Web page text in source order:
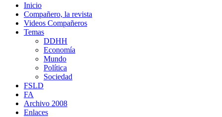
Inicio
Compañero, la revista
Videos Compañeros
Temas
DDHH
Economía
Mundo
Política
Sociedad
FSLD
FA
Archivo 2008
Enlaces